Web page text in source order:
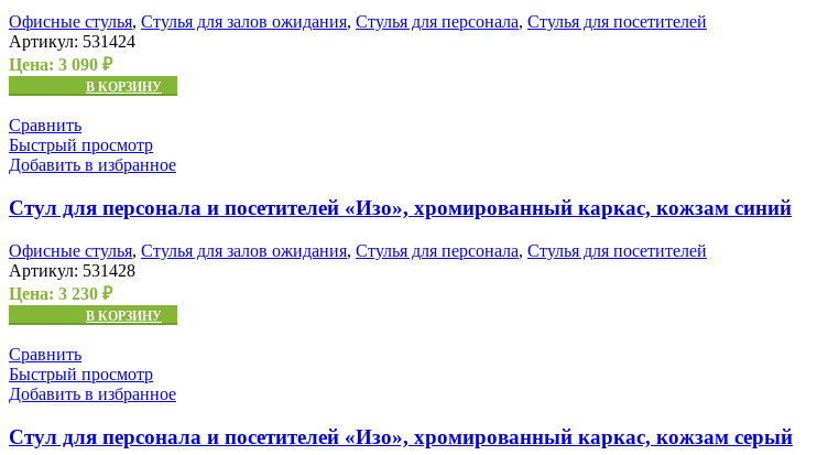
Офисные стулья, Стулья для залов ожидания, Стулья для персонала, Стулья для посетителей
Артикул: 531424
Цена: 3 090 ₽
В КОРЗИНУ
Сравнить
Быстрый просмотр
Добавить в избранное
Стул для персонала и посетителей «Изо», хромированный каркас, кожзам синий
Офисные стулья, Стулья для залов ожидания, Стулья для персонала, Стулья для посетителей
Артикул: 531428
Цена: 3 230 ₽
В КОРЗИНУ
Сравнить
Быстрый просмотр
Добавить в избранное
Стул для персонала и посетителей «Изо», хромированный каркас, кожзам серый